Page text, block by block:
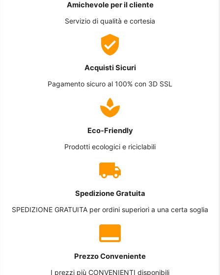
Amichevole per il cliente
Servizio di qualità e cortesia
Acquisti Sicuri
Pagamento sicuro al 100% con 3D SSL
Eco-Friendly
Prodotti ecologici e riciclabili
Spedizione Gratuita
SPEDIZIONE GRATUITA per ordini superiori a una certa soglia
Prezzo Conveniente
I prezzi più CONVENIENTI disponibili